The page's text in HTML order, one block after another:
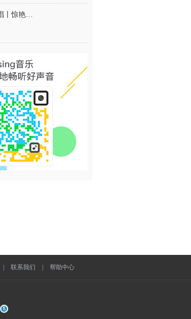
国风翻唱丨惊艳雅乐＿重焕青春
联系我们 帮助中心